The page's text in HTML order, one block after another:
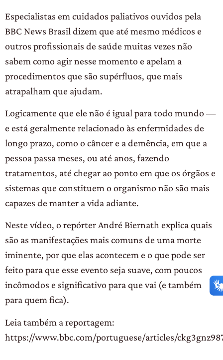
Especialistas em cuidados paliativos ouvidos pela
BBC News Brasil dizem que até mesmo médicos e
outros profissionais de saúde muitas vezes não
sabem como agir nesse momento e apelam a
procedimentos que são supérfluos, que mais
atrapalham que ajudam.
Logicamente que ele não é igual para todo mundo —
e está geralmente relacionado às enfermidades de
longo prazo, como o câncer e a demência, em que a
pessoa passa meses, ou até anos, fazendo
tratamentos, até chegar ao ponto em que os órgãos e
sistemas que constituem o organismo não são mais
capazes de manter a vida adiante.
Neste vídeo, o repórter André Biernath explica quais
são as manifestações mais comuns de uma morte
iminente, por que elas acontecem e o que pode ser
feito para que esse evento seja suave, com poucos
incômodos e significativo para que vai (e também
para quem fica).
Leia também a reportagem:
https://www.bbc.com/portuguese/articles/